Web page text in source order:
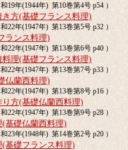
19年(1944年) 第10巻第4号 p54 ）
き方(基礎フランス料理)
22年(1947年) 第13巻第5号 p32 ）
ランス料理)
22年(1947年) 第13巻第6号 p40 ）
理(基礎フランス料理)
22年(1947年) 第13巻第7号 p33 ）
仏蘭西料理)
22年(1947年) 第13巻第8号 p16 ）
り方(基礎仏蘭西料理)
22年(1947年) 第13巻第9号 p28 ）
(基礎仏蘭西料理)
23年(1948年) 第14巻第2号 p20 ）
(基礎フランス料理)